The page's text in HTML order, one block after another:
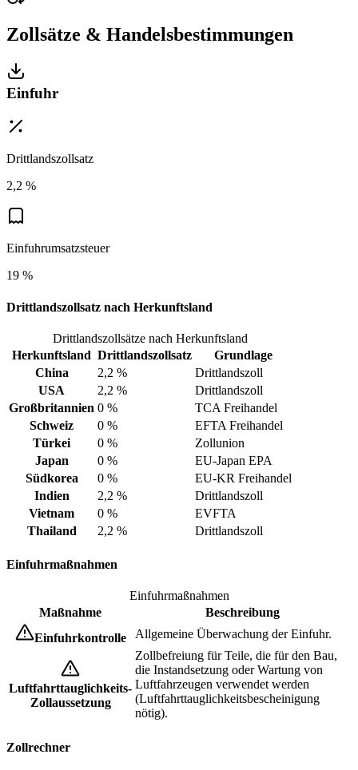
Zollsätze & Handelsbestimmungen
Einfuhr
Drittlandszollsatz
2,2 %
Einfuhrumsatzsteuer
19 %
Drittlandszollsatz nach Herkunftsland
Drittlandszollsätze nach Herkunftsland
Herkunftsland Drittlandszollsatz
Grundlage
China
2,2 %
Drittlandszoll
USA
2,2 %
Drittlandszoll
Großbritannien 0 %
TCA Freihandel
Schweiz
0 %
EFTA Freihandel
Türkei
0 %
Zollunion
Japan
0 %
EU-Japan EPA
Südkorea
0 %
EU-KR Freihandel
Indien
2,2 %
Drittlandszoll
Vietnam
0 %
EVFTA
Thailand
2,2 % Drittlandszoll
Einfuhrmaßnahmen
Einfuhrmaßnahmen
Maßnahme
Beschreibung
Einfuhrkontrolle
Allgemeine Überwachung der Einfuhr.
Luftfahrttauglichkeits-
Zollaussetzung
Zollbefreiung für Teile, die für den Bau,
die Instandsetzung oder Wartung von
Luftfahrzeugen verwendet werden
(Luftfahrttauglichkeitsbescheinigung
nötig).
Zollrechner